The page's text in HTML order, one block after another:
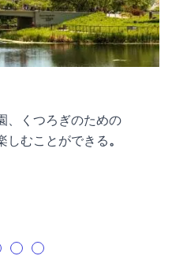
、くつろぎのための
しむことができる。